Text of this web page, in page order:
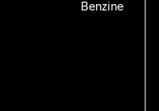
Benzine